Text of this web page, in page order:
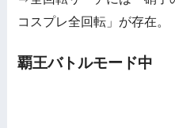
コスプレ全回転」が存在。
覇王バトルモード中